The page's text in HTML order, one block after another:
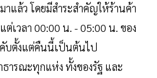
าแล้ว โดยมีสำระสำคัญให้ร้านค้า
ต่เวลา 00:00 น. - 05:00 น. ของ
บตั้งแต่คืนนี้เป็นต้นไป
ารณะทุกแห่ง ทั้งของรัฐ และ